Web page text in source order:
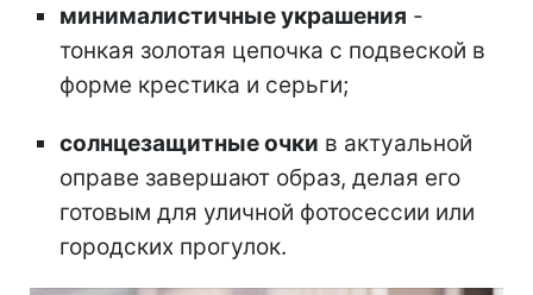
минималистичные украшения -
тонкая золотая цепочка с подвеской в ​​
форме крестика и серьги;
солнцезащитные очки в актуальной
оправе завершают образ, делая его
готовым для уличной фотосессии или
городских прогулок.